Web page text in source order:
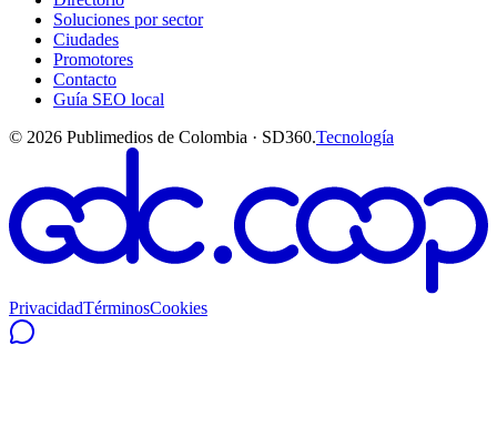
Soluciones por sector
Ciudades
Promotores
Contacto
Guía SEO local
© 2026 Publimedios de Colombia · SD360.Tecnología
PrivacidadTérminosCookies